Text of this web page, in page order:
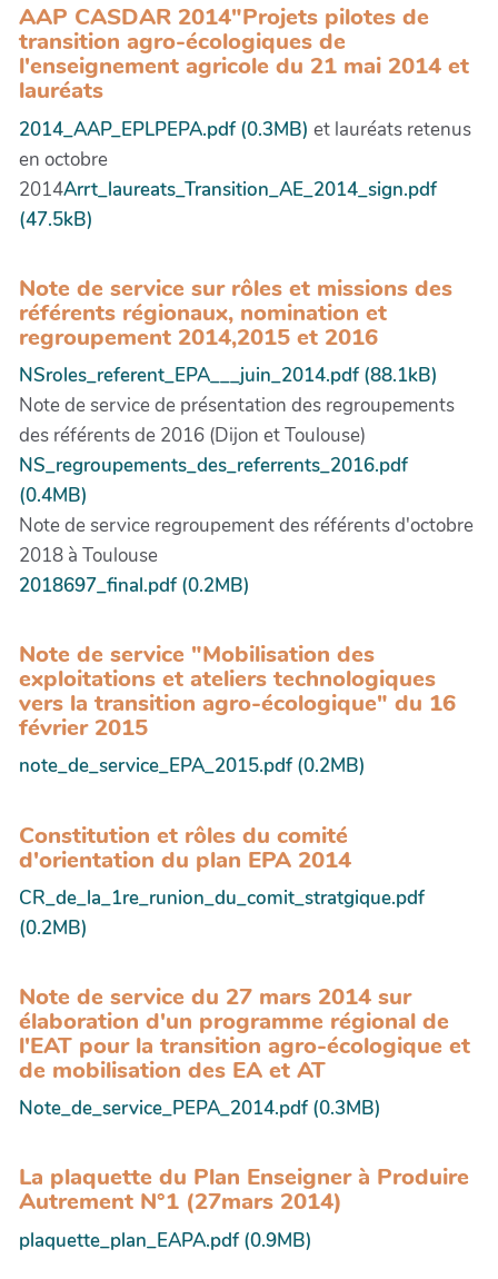
AAP CASDAR 2014"Projets pilotes de
transition agro-écologiques de
l'enseignement agricole du 21 mai 2014 et
lauréats
2014_AAP_EPLPEPA.pdf (0.3MB) et lauréats retenus
en octobre
2014Arrt_laureats_Transition_AE_2014_sign.pdf
(47.5kB)
Note de service sur rôles et missions des
référents régionaux, nomination et
regroupement 2014,2015 et 2016
NSroles_referent_EPA___juin_2014.pdf (88.1kB)
Note de service de présentation des regroupements
des référents de 2016 (Dijon et Toulouse)
NS_regroupements_des_referrents_2016.pdf
(0.4MB)
Note de service regroupement des référents d'octobre
2018 à Toulouse
2018697_final.pdf (0.2MB)
Note de service "Mobilisation des
exploitations et ateliers technologiques
vers la transition agro-écologique" du 16
février 2015
note_de_service_EPA_2015.pdf (0.2MB)
Constitution et rôles du comité
d'orientation du plan EPA 2014
CR_de_la_1re_runion_du_comit_stratgique.pdf
(0.2MB)
Note de service du 27 mars 2014 sur
élaboration d'un programme régional de
l'EAT pour la transition agro-écologique et
de mobilisation des EA et AT
Note_de_service_PEPA_2014.pdf (0.3MB)
La plaquette du Plan Enseigner à Produire
Autrement N°1 (27mars 2014)
plaquette_plan_EAPA.pdf (0.9MB)